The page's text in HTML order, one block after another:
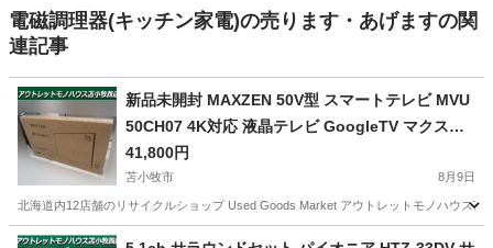
電磁調理器(キッチン家電)の売ります・あげますの関
連記事
新品未開封 MAXZEN 50V型 スマートテレビ MVU
50CH07 4K対応 液晶テレビ GoogleTV マクスゼ
ン 苫小牧西店
41,800円
苫小牧市 8月9日
北海道内12店舗のリサイクルショップ Used Goods Market アウトレットモノハウ
北海道 苫小牧市 テレビ スマートテレビ